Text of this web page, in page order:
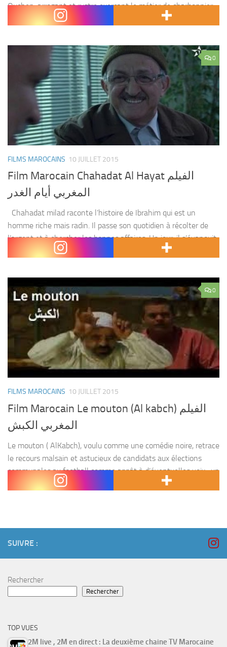
Ouchen, arrogant et rustre exerçant le métier de charbonnier
qu’il a hérité de ses...
0
FILMS MAROCAINS 10 JUILLET 2015
Film Marocain Chahadat Al Hayat الفيلم
المغربي أيام الغدر
Chahadat milad raconte l’histoire de Ibrahim qui est un
homme riche mais radin. Il passe son quotidien à récolter de
l’argent et à chercher les bonnes affaires. Un jour, il s’évanouit
0
FILMS MAROCAINS 10 JUILLET 2015
Film Marocain Le mouton (Al kabch) الفيلم
المغربي الكبش
Le mouton ( AlKabch), voulu comme une comédie noire, retrace
le recours malsain et astucieux de candidats aux élections
communales au football comme appât à d’éventuelles voix : un
véritable voyage dans l’univers de...
SUIVRE :
Rechercher
Rechercher
TOP VUES
2M live , 2M en direct : La deuxième chaine TV Marocaine